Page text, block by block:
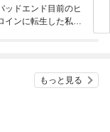
ッドエンド目前のヒ
インに転生した私、
もっと見る